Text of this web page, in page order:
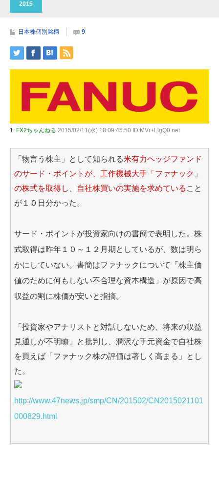
2015
日本株個別銘柄 9
1: FX2ちゃんねる 2015/02/11(水) 18:09:45.50 ID:MVr+LlgQ0.net
「物言う株主」として知られる米有力ヘッジファンド
のサード・ポイントが、工作機械大手「ファナック」
の株式を取得し、自社株買いの実施を求めている こと
が１０日分かった。
サード・ポイントが投資家向けの書簡で表明した。株
式取得は昨年１０～１２月期としているが、数は明ら
かにしていない。書簡はファナックについて「株主価
値のために何もしない不合理な資本構造」が原因で高
収益の割に株価が安いと指摘。
「投資家やアナリストと対話しないため、将来の収益
見通しが不明瞭」と批判し、潤沢な手元資金で自社株
を買えば「ファナック株の評価は著しく高まる」とし
た。
http://www.47news.jp/smp/CN/201502/CN2015021101
000829.html